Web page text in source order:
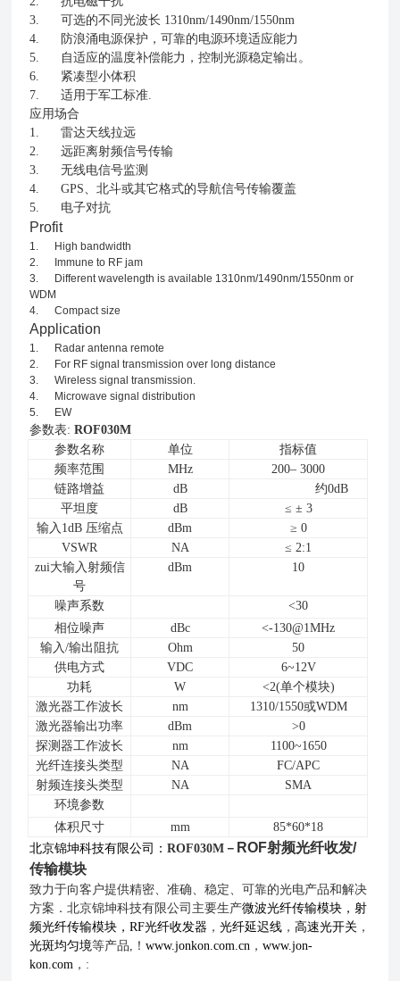
3. 可选的不同光波长 1310nm/1490nm/1550nm
4. 防浪涌电源保护，可靠的电源环境适应能力
5. 自适应的温度补偿能力，控制光源稳定输出。
6. 紧凑型小体积
7. 适用于军工标准.
应用场合
1. 雷达天线拉远
2. 远距离射频信号传输
3. 无线电信号监测
4. GPS、北斗或其它格式的导航信号传输覆盖
5. 电子对抗
Profit
1. High bandwidth
2. Immune to RF jam
3. Different wavelength is available 1310nm/1490nm/1550nm or
WDM
4. Compact size
Application
1. Radar antenna remote
2. For RF signal transmission over long distance
3. Wireless signal transmission.
4. Microwave signal distribution
5. EW
参数表:ROF030M
参数名称
单位
指标值
频率范围
MHz
200– 3000
链路增益
dB
约0dB
平坦度
dB
≤ ± 3
输入1dB 压缩点
dBm
≥ 0
VSWR
NA
≤ 2:1
zui大输入射频信
号
dBm 10
噪声系数
<30
相位噪声
dBc
<-130@1MHz
输入/输出阻抗
Ohm
50
供电方式
VDC
6~12V
功耗
W
<2(单个模块)
激光器工作波长
nm
1310/1550或WDM
激光器输出功率
dBm
>0
探测器工作波长
nm
1100~1650
光纤连接头类型
NA
FC/APC
射频连接头类型
NA
SMA
环境参数
体积尺寸
mm
85*60*18
北京锦坤科技有限公司：ROF030M－ ROF射频光纤收发/
传输模块
致力于向客户提供精密、准确、稳定、可靠的光电产品和解决
方案．北京锦坤科技有限公司主要生产微波光纤传输模块，射
频光纤传输模块，RF光纤收发器 ，光纤延迟线 ，高速光开关 ，
光斑均匀境等产品,！www.jonkon.com.cn ，www.jon-
kon.com ，: